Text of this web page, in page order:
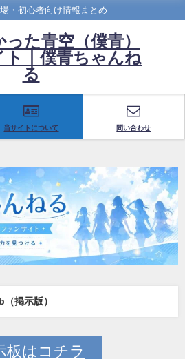
・初心者向け情報まとめ
た青空（僕青）
ト｜僕青ちゃんね
る
当サイトについて 問い合わせ
掲示版）
板はコチラ